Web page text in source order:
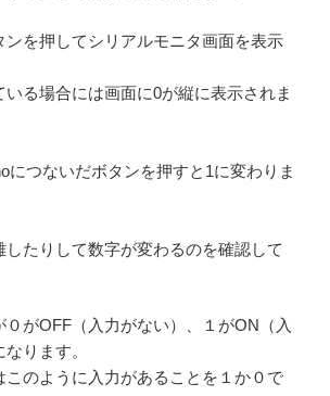
ンを押してシリアルモニタ画面を表示
いる場合には画面に0が縦に表示されま
につないだボタンを押すと1に変わりま
たりして数字が変わるのを確認して
がOFF（入力がない）、１がON（入
ります。
このように入力があることを１か０で